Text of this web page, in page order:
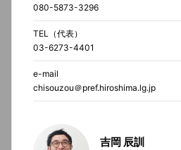
080-5873-3296
TEL（代表）
03-6273-4401
e-mail
chisouzou＠pref.hiroshima.lg.jp
吉岡 辰訓